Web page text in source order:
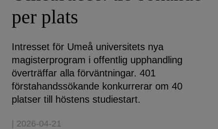
per plats
Intresset för Umeå universitets nya
magisterprogram i offentlig upphandling
överträffar alla förväntningar. 401
förstahandssökande konkurrerar om 40
platser till höstens studiestart.
| 2026-04-21